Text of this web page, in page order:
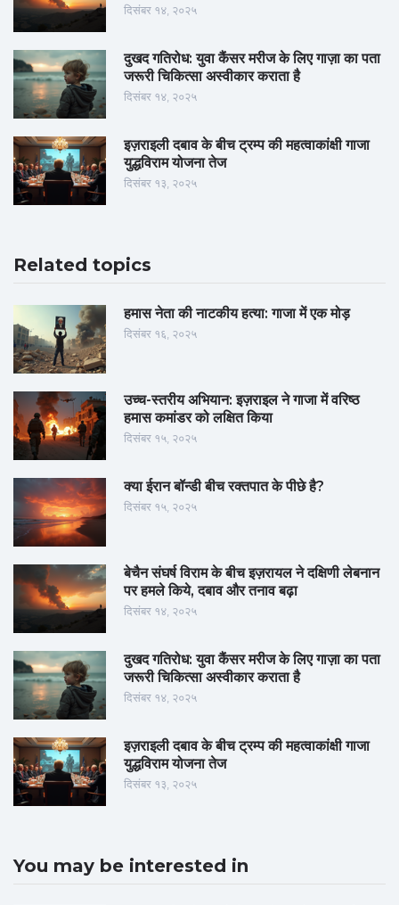
दिसंबर १४, २०२५
दुखद गतिरोध: युवा कैंसर मरीज के लिए गाज़ा का पता
जरूरी चिकित्सा अस्वीकार कराता है
दिसंबर १४, २०२५
इज़राइली दबाव के बीच ट्रम्प की महत्वाकांक्षी गाजा
युद्धविराम योजना तेज
दिसंबर १३, २०२५
Related topics
हमास नेता की नाटकीय हत्या: गाजा में एक मोड़
दिसंबर १६, २०२५
उच्च-स्तरीय अभियान: इज़राइल ने गाजा में वरिष्ठ
हमास कमांडर को लक्षित किया
दिसंबर १५, २०२५
क्या ईरान बॉन्डी बीच रक्तपात के पीछे है?
दिसंबर १५, २०२५
बेचैन संघर्ष विराम के बीच इज़रायल ने दक्षिणी लेबनान
पर हमले किये, दबाव और तनाव बढ़ा
दिसंबर १४, २०२५
दुखद गतिरोध: युवा कैंसर मरीज के लिए गाज़ा का पता
जरूरी चिकित्सा अस्वीकार कराता है
दिसंबर १४, २०२५
इज़राइली दबाव के बीच ट्रम्प की महत्वाकांक्षी गाजा
युद्धविराम योजना तेज
दिसंबर १३, २०२५
You may be interested in